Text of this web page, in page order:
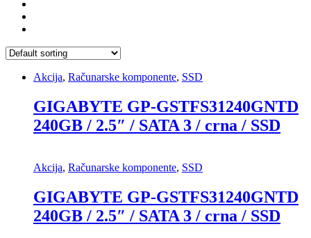
Akcija, Računarske komponente, SSD
GIGABYTE GP-GSTFS31240GNTD
240GB / 2.5″ / SATA 3 / crna / SSD
Akcija, Računarske komponente, SSD
GIGABYTE GP-GSTFS31240GNTD
240GB / 2.5″ / SATA 3 / crna / SSD